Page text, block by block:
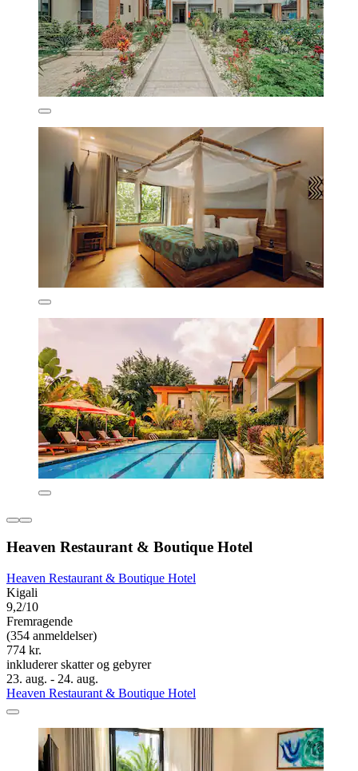
Heaven Restaurant & Boutique Hotel
Heaven Restaurant & Boutique Hotel
Kigali
9,2/10
Fremragende
(354 anmeldelser)
774 kr.
inkluderer skatter og gebyrer
23. aug. - 24. aug.
Heaven Restaurant & Boutique Hotel